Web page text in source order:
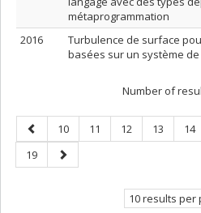
métaprogrammation
2016
Turbulence de surface
basées sur un système
Number of
Previous
page
Page
10 Page
11 Page
12 Page
13 Page
14
Page
19
Next
page
10 results per